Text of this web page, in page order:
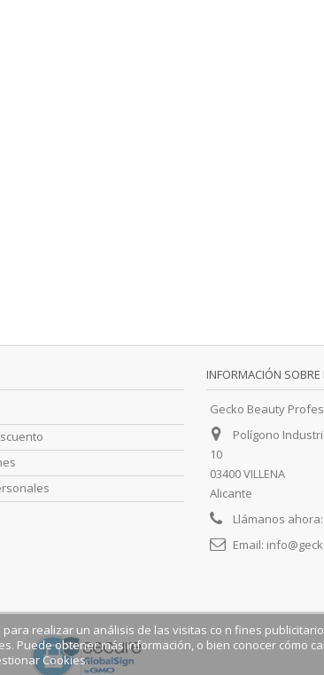
INFORMACIÓN SOBRE
Gecko Beauty
Polígono
10
03400 VILLENA
Alicante
Llámanos ahora:
Email:
realizar un análisis de las visitas co n fines
Puede obtener más información, o bien conocer cómo
Cookies.